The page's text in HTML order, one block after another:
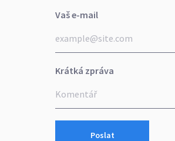
Vaš e-mail
Krátká zpráva
Poslat